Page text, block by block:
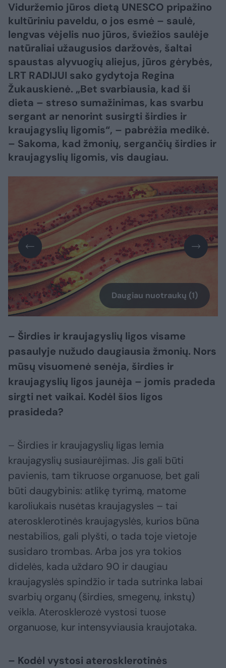
Viduržemio jūros dietą UNESCO pripažino
kultūriniu paveldu, o jos esmė – saulė,
lengvas vėjelis nuo jūros, šviežios saulėje
natūraliai užaugusios daržovės, šaltai
spaustas alyvuogių aliejus, jūros gėrybės,
LRT RADIJUI sako gydytoja Regina
Žukauskienė. „Bet svarbiausia, kad ši
dieta – streso sumažinimas, kas svarbu
sergant ar nenorint susirgti širdies ir
kraujagyslių ligomis“, – pabrėžia medikė.
– Sakoma, kad žmonių, sergančių širdies ir
kraujagyslių ligomis, vis daugiau.
Daugiau nuotraukų (1)
– Širdies ir kraujagyslių ligos visame
pasaulyje nužudo daugiausia žmonių. Nors
mūsų visuomenė senėja, širdies ir
kraujagyslių ligos jaunėja – jomis pradeda
sirgti net vaikai. Kodėl šios ligos
prasideda?
– Širdies ir kraujagyslių ligas lemia
kraujagyslių susiaurėjimas. Jis gali būti
pavienis, tam tikruose organuose, bet gali
būti daugybinis: atlikę tyrimą, matome
karoliukais nusėtas kraujagysles – tai
aterosklerotinės kraujagyslės, kurios būna
nestabilios, gali plyšti, o tada toje vietoje
susidaro trombas. Arba jos yra tokios
didelės, kada uždaro 90 ir daugiau
kraujagyslės spindžio ir tada sutrinka labai
svarbių organų (širdies, smegenų, inkstų)
veikla. Aterosklerozė vystosi tuose
organuose, kur intensyviausia kraujotaka.
– Kodėl vystosi aterosklerotinės